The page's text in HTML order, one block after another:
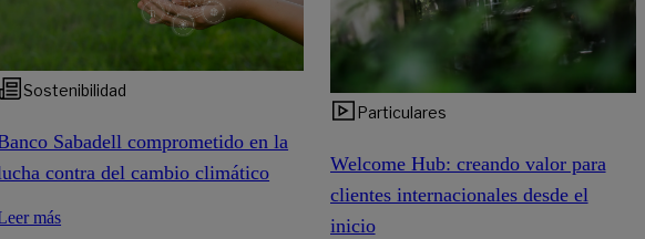
Sostenibilidad
Sabadell comprometido en la
contra del cambio climático
más
Particulares
Welcome Hub: creando valor para
clientes internacionales desde el
inicio